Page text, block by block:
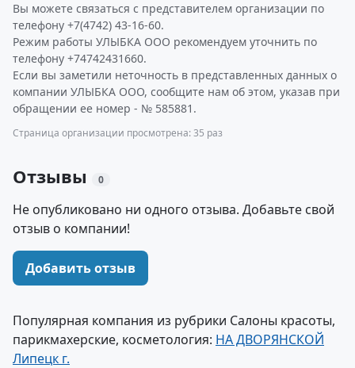
Вы можете связаться с представителем организации по
телефону +7(4742) 43-16-60.
Режим работы УЛЫБКА ООО рекомендуем уточнить по
телефону +74742431660.
Если вы заметили неточность в представленных данных о
компании УЛЫБКА ООО, сообщите нам об этом, указав при
обращении ее номер - № 585881.
Страница организации просмотрена: 35 раз
Отзывы 0
Не опубликовано ни одного отзыва. Добавьте свой
отзыв о компании!
Добавить отзыв
Популярная компания из рубрики Салоны красоты,
парикмахерские, косметология: НА ДВОРЯНСКОЙ
Липецк г.